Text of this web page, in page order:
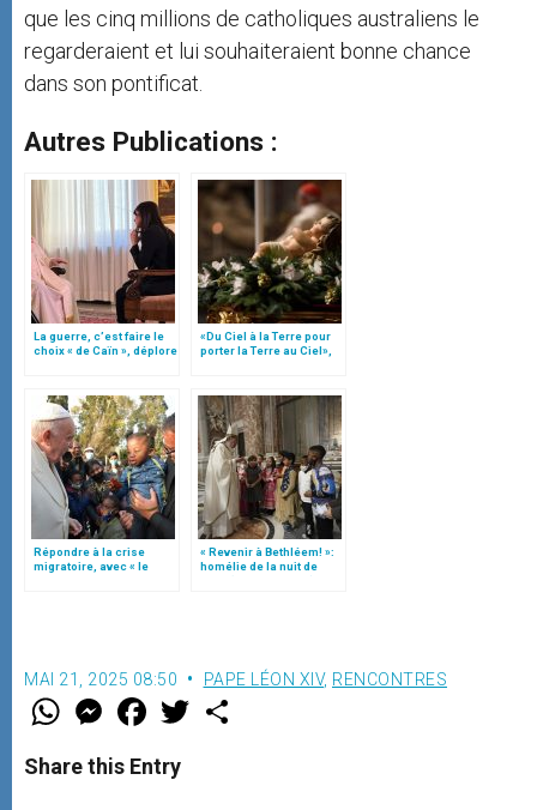
que les cinq millions de catholiques australiens le
regarderaient et lui souhaiteraient bonne chance
dans son pontificat.
Autres Publications :
La guerre, c’est faire le
choix « de Caïn », déplore
«Du Ciel à la Terre pour
porter la Terre au Ciel»,
Répondre à la crise
migratoire, avec « le
« Revenir à Bethléem! »:
homélie de la nuit de
Noël (texte complet)
MAI 21, 2025 08:50 PAPE LÉON XIV, RENCONTRES
W
t
s
M
e
s
e
F
a
e
b
w
Share this Entry